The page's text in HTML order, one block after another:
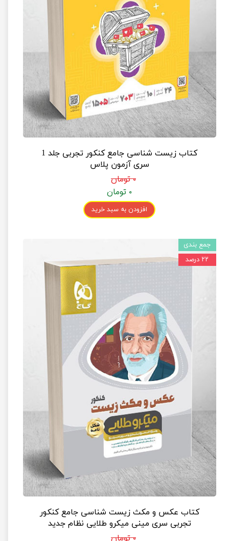
کتاب زیست شناسی جامع کنکور تجربی جلد 1
سری آزمون پلاس
۰ تومان
۰ تومان
افزودن به سبد خرید
کتاب عکس و مکث زیست شناسی جامع کنکور
تجربی سری مینی میکرو طلایی نظام جدید
۰ تومان
جمع بندی
۲۲ درصد